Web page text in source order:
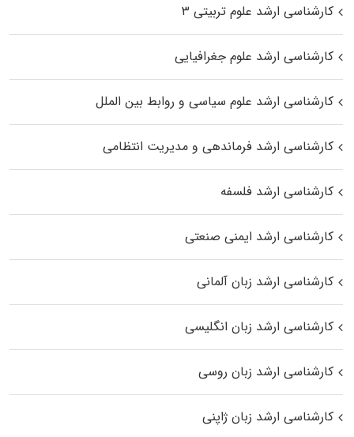
کارشناسی ارشد علوم تربیتی ۳
کارشناسی ارشد علوم جغرافیایی
کارشناسی ارشد علوم سیاسی و روابط بین الملل
کارشناسی ارشد فرماندهی و مدیریت انتظامی
کارشناسی ارشد فلسفه
کارشناسی ارشد ایمنی صنعتی
کارشناسی ارشد زبان آلمانی
کارشناسی ارشد زبان انگلیسی
کارشناسی ارشد زبان روسی
کارشناسی ارشد زبان ژاپنی